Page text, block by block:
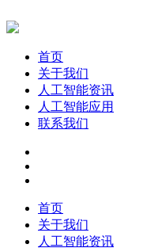
首页
关于我们
人工智能资讯
人工智能应用
联系我们
首页
关于我们
人工智能资讯